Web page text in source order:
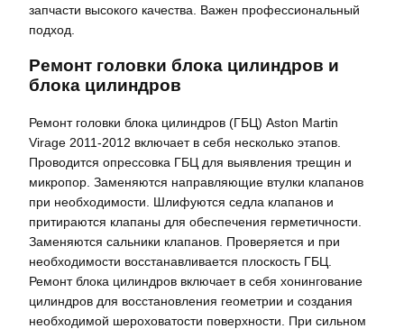
запчасти высокого качества. Важен профессиональный
подход.
Ремонт головки блока цилиндров и
блока цилиндров
Ремонт головки блока цилиндров (ГБЦ) Aston Martin
Virage 2011-2012 включает в себя несколько этапов.
Проводится опрессовка ГБЦ для выявления трещин и
микропор. Заменяются направляющие втулки клапанов
при необходимости. Шлифуются седла клапанов и
притираются клапаны для обеспечения герметичности.
Заменяются сальники клапанов. Проверяется и при
необходимости восстанавливается плоскость ГБЦ.
Ремонт блока цилиндров включает в себя хонингование
цилиндров для восстановления геометрии и создания
необходимой шероховатости поверхности. При сильном